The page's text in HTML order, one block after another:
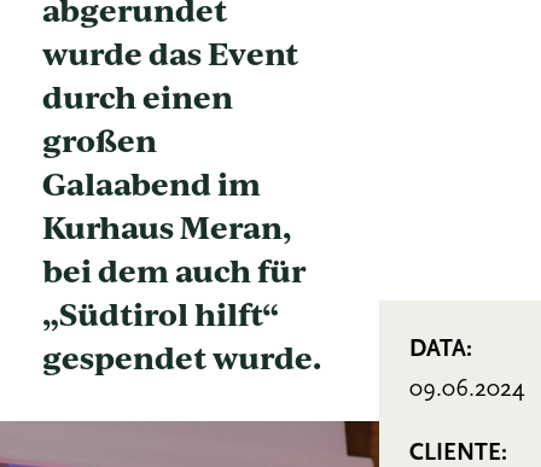
abgerundet
wurde das Event
durch einen
großen
Galaabend im
Kurhaus Meran,
bei dem auch für
„Südtirol hilft“
gespendet wurde.
DATA:
09.06.2024
CLIENTE: